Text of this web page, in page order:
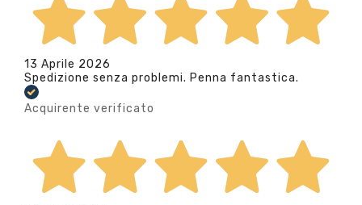
13 Aprile 2026
Spedizione senza problemi. Penna fantastica.
Acquirente verificato